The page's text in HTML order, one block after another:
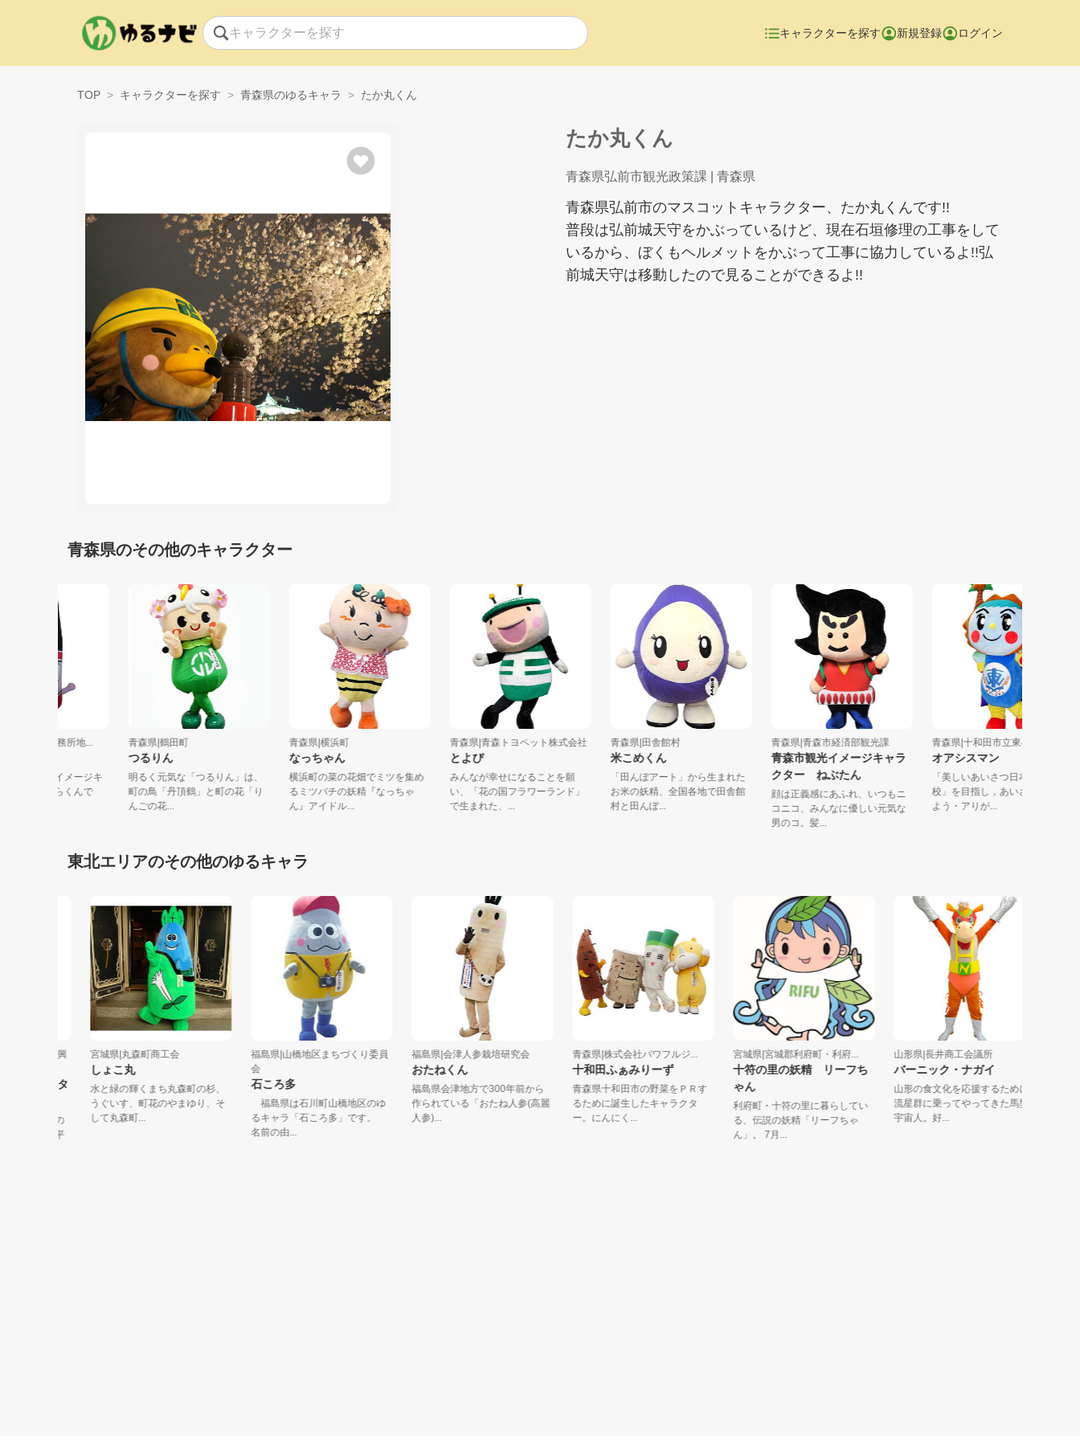
キャラクターを探す 新規登録 ログイン
TOP キャラクターを探す 青森県のゆるキャラ たか丸くん
たか丸くん
青森県弘前市観光政策課 | 青森県
青森県弘前市のマスコットキャラクター、たか丸くんです!!
普段は弘前城天守をかぶっているけど、現在石垣修理の工事をして
いるから、ぼくもヘルメットをかぶって工事に協力しているよ!!弘
前城天守は移動したので見ることができるよ!!
青森県のその他のキャラクター
県|青森市浪岡事務所地...
みおか中世の里イメージキ
クター』のばさらくんで
青森県|鶴田町
つるりん
明るく元気な「つるりん」は、
町の鳥「丹頂鶴」と町の花「り
んごの花...
青森県|横浜町
なっちゃん
横浜町の菜の花畑でミツを集め
るミツバチの妖精『なっちゃ
ん』アイドル...
青森県|青森トヨペット株式会社
とよぴ
みんなが幸せになることを願
い、「花の国フラワーランド」
で生まれた、...
青森県|田舎館村
米こめくん
「田んぼアート」から生まれた
お米の妖精、全国各地で田舎館
村と田んぼ...
青森県|青森市経済部観光課
青森市観光イメージキャラ
クター ねぶたん
顔は正義感にあふれ、いつもニ
コニコ、みんなに優しい元気な
男のコ。髪...
青森県|十和田市立東小学校
オアシスマン
「美しいあいさつ日本一の学
校」を目指し，あいさつ（オ
よう・アりが...
東北エリアのその他のゆるキャラ
宮城県|丸森町商工会
しょこ丸
水と緑の輝くまち丸森町の杉、
うぐいす、町花のやまゆり、そ
して丸森町...
福島県|山橋地区まちづくり委員
石ころ多
福島県は石川町山橋地区のゆ
るキャラ「石ころ多」です。
名前の由...
福島県|会津人参栽培研究会
おたねくん
福島県会津地方で300年前から
作られている「おたね人参(高麗
人参)...
青森県|株式会社パワフルジ...
十和田ふぁみりーず
青森県十和田市の野菜をＰＲす
るために誕生したキャラクタ
ー。にんにく...
宮城県|宮城郡利府町・利府...
十符の里の妖精 リーフち
ゃん
利府町・十符の里に暮らしてい
る、伝説の妖精「リーフちゃ
ん」。 7月...
山形県|長井商工会議所
バーニック・ナガイ
山形の食文化を応援するために
流星群に乗ってやってきた馬型
宇宙人。好...